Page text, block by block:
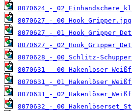
8070624_-
8070627_-_00_Hook_Gripper.jpg
8070627_-
8070627_-
8070628_-_00_Schlitz-
8070631_-
8070631_-
8070631_-
8070632_-